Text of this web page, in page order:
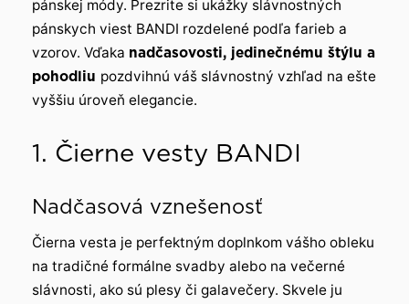
pánskej módy. Prezrite si ukážky slávnostných
pánskych viest BANDI rozdelené podľa farieb a
vzorov. Vďaka nadčasovosti, jedinečnému štýlu a
pohodliu pozdvihnú váš slávnostný vzhľad na ešte
vyššiu úroveň elegancie.
1. Čierne vesty BANDI
Nadčasová vznešenosť
Čierna vesta je perfektným doplnkom vášho obleku
na tradičné formálne svadby alebo na večerné
slávnosti, ako sú plesy či galavečery. Skvele ju